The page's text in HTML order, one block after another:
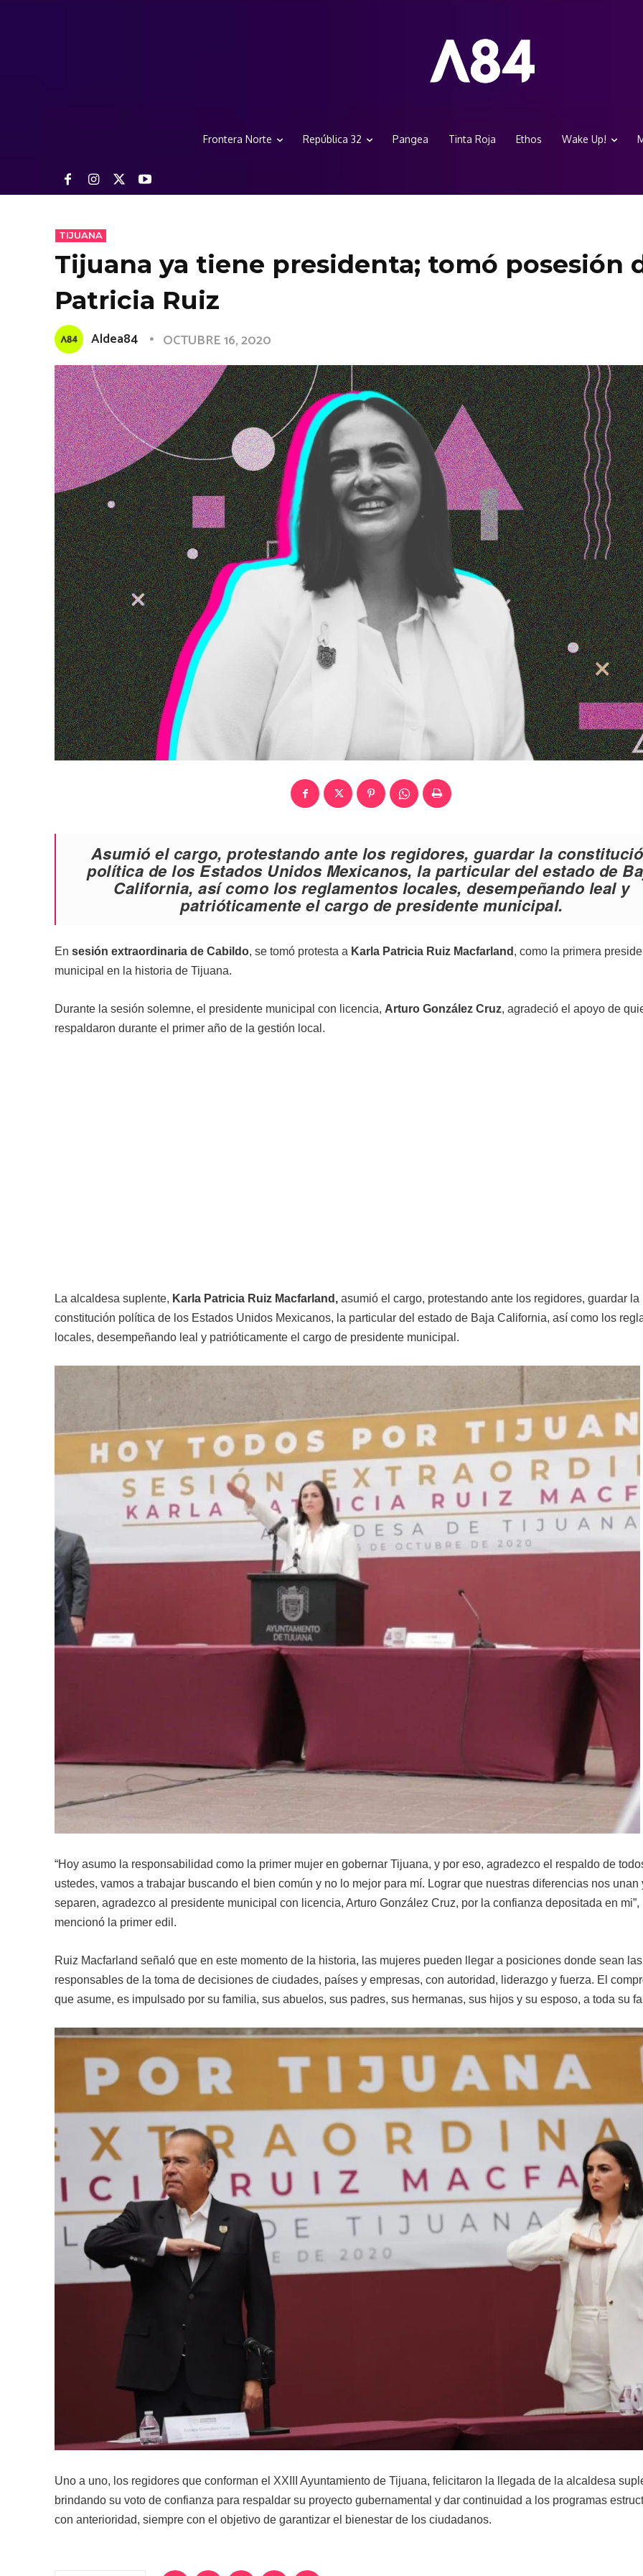
Frontera Norte República 32 Pangea Tinta Roja Ethos Wake Up!
TIJUANA
Tijuana ya tiene presidenta; tomó posesión
Patricia Ruiz
Aldea84 OCTUBRE 16, 2020
Asumió el cargo, protestando ante los regidores, guardar la
política de los Estados Unidos Mexicanos, la particular del estado de
California, así como los reglamentos locales, desempeñando leal y
patrióticamente el cargo de presidente municipal.
En sesión extraordinaria de Cabildo, se tomó protesta a Karla Patricia Ruiz Macfarland , como la primera
municipal en la historia de Tijuana.
Durante la sesión solemne, el presidente municipal con licencia, Arturo González Cruz, agradeció el apoyo de
respaldaron durante el primer año de la gestión local.
La alcaldesa suplente, Karla Patricia Ruiz Macfarland, asumió el cargo, protestando ante los regidores, guardar la
constitución política de los Estados Unidos Mexicanos, la particular del estado de Baja California, así como los
locales, desempeñando leal y patrióticamente el cargo de presidente municipal.
“Hoy asumo la responsabilidad como la primer mujer en gobernar Tijuana, y por eso, agradezco el respaldo de
ustedes, vamos a trabajar buscando el bien común y no lo mejor para mí. Lograr que nuestras diferencias nos unan
separen, agradezco al presidente municipal con licencia, Arturo González Cruz, por la confianza depositada en mi”,
mencionó la primer edil.
Ruiz Macfarland señaló que en este momento de la historia, las mujeres pueden llegar a posiciones donde sean las
responsables de la toma de decisiones de ciudades, países y empresas, con autoridad, liderazgo y fuerza. El
que asume, es impulsado por su familia, sus abuelos, sus padres, sus hermanas, sus hijos y su esposo, a toda su
Uno a uno, los regidores que conforman el XXIII Ayuntamiento de Tijuana, felicitaron la llegada de la alcaldesa
brindando su voto de confianza para respaldar su proyecto gubernamental y dar continuidad a los programas
con anterioridad, siempre con el objetivo de garantizar el bienestar de los ciudadanos.